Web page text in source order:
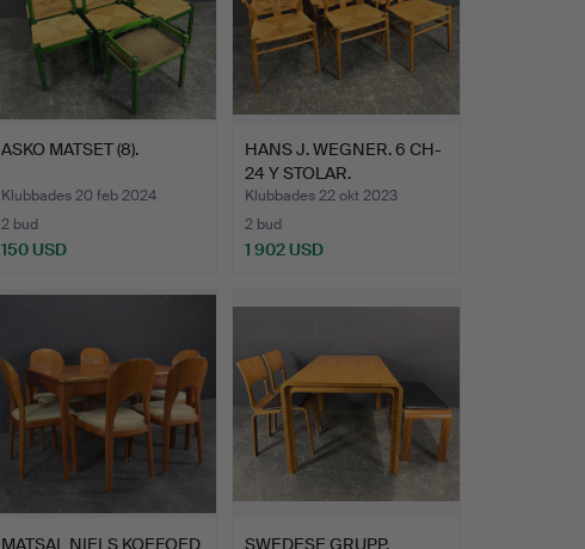
ASKO MATSET (8).
Klubbades 20 feb 2024
2 bud
150 USD
HANS J. WEGNER. 6 CH-
24 Y STOLAR.
Klubbades 22 okt 2023
2 bud
1 902 USD
MATSAL NIELS KOEFOED
SWEDESE GRUPP.